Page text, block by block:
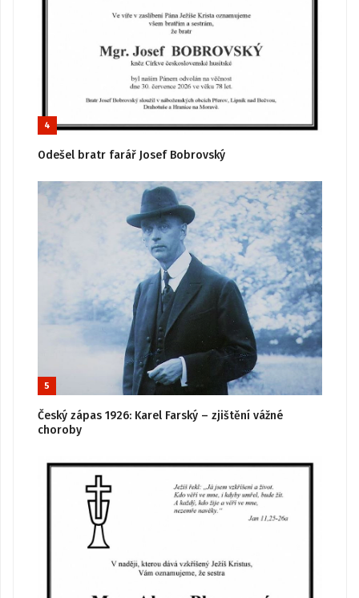
4
Odešel bratr farář Josef Bobrovský
5
Český zápas 1926: Karel Farský – zjištění vážné
choroby